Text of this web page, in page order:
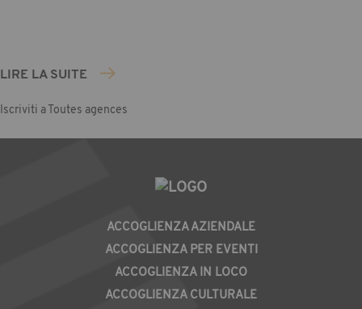
LIRE LA SUITE
Iscriviti a Toutes agences
ACCOGLIENZA AZIENDALE
ACCOGLIENZA PER EVENTI
ACCOGLIENZA IN LOCO
ACCOGLIENZA CULTURALE